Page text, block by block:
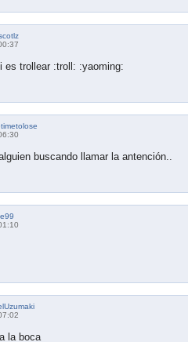
es trollear :troll: :yaoming:
buscando llamar la antención..
la boca